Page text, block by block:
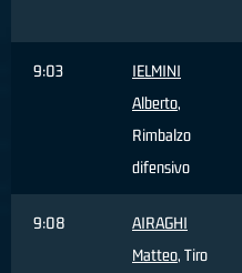
9:03
IELMINI
Alberto,
Rimbalzo
difensivo
9:08
AIRAGHI
Matteo, Tiro